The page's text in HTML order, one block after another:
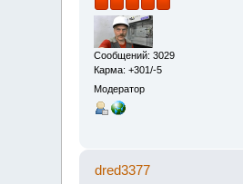
Сообщений: 3029
Карма: +301/-5
Модератор
dred3377